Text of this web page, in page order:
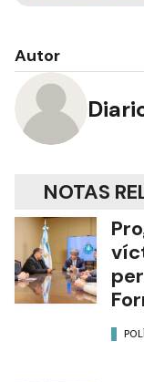
Autor
NOTAS